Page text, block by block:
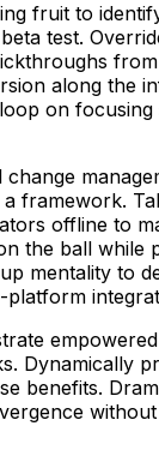
fruit to
test.
along the
on
framework.
offline to
the ball while
mentality to
Dynamically
benefits.